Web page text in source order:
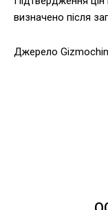
визначено після
Джерело